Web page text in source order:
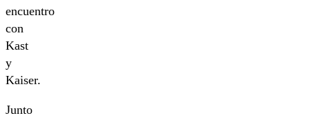
encuentro
con
Kast
y
Kaiser.
Junto